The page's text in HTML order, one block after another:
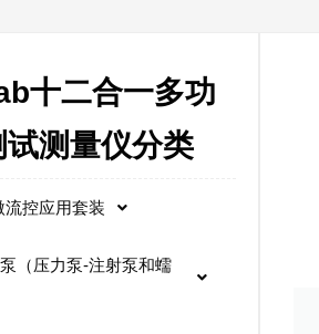
十二合一多功
测量仪分类
流控应用套装
（压力泵-注射泵和蠕